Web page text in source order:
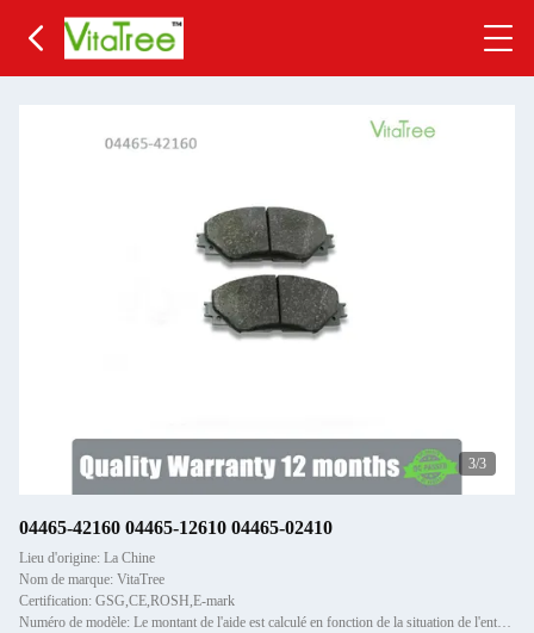
3/3
04465-42160 04465-12610 04465-02410
Lieu d'origine: La Chine
Nom de marque: VitaTree
Certification: GSG,CE,ROSH,E-mark
Numéro de modèle: Le montant de l'aide est calculé en fonction de la situation de l'entreprise.